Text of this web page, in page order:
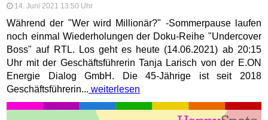
14. Juni 2021 13:50 Uhr
Während der "Wer wird Millionär?" -Sommerpause laufen
noch einmal Wiederholungen der Doku-Reihe "Undercover
Boss" auf RTL. Los geht es heute (14.06.2021) ab 20:15
Uhr mit der Geschäftsführerin Tanja Larisch von der E.ON
Energie Dialog GmbH. Die 45-Jährige ist seit 2018
Geschäftsführerin... weiterlesen